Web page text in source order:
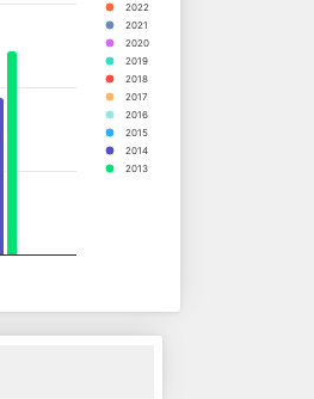
2022
2021
2020
2019
2018
2017
2016
2015
2014
2013